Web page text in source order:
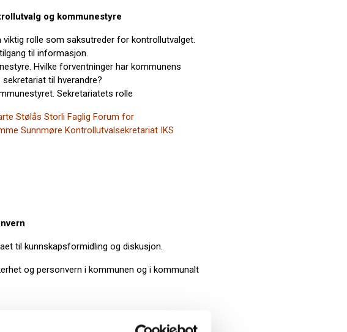
og kommunestyre
rolle som saksutreder for kontrollutvalget.
til informasjon.
Hvilke forventninger har kommunens
til hverandre?
Sekretariatets rolle
Stølås Storli Faglig Forum for
Sunnmøre Kontrollutvalsekretariat IKS
til kunnskapsformidling og diskusjon.
og personvern i kommunen og i kommunalt